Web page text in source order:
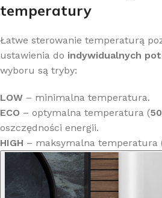
temperatury
Łatwe sterowanie temperaturą
ustawienia do indywidualnych
wyboru są tryby:
LOW – minimalna temperatura.
ECO – optymalna temperatura (
oszczędności energii.
HIGH – maksymalna temperatura